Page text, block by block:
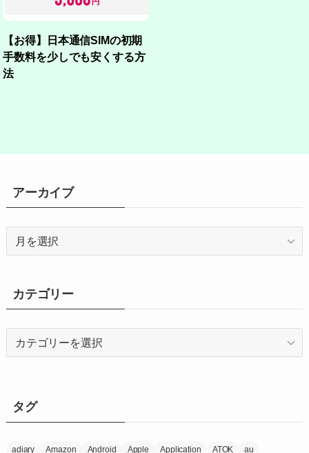
【お得】日本通信SIMの初期
手数料を少しでも安くする方
法
アーカイブ
ブ
カテゴリー
ータグ
adiary Amazon Android Apple Application ATOK au